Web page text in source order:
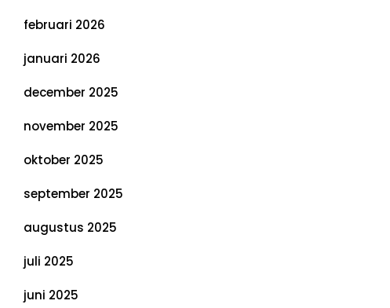
februari 2026
januari 2026
december 2025
november 2025
oktober 2025
september 2025
augustus 2025
juli 2025
juni 2025